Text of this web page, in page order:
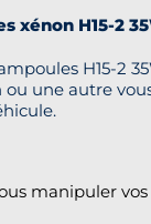
xénon H15-2
H15-2
ou une autre
manipuler